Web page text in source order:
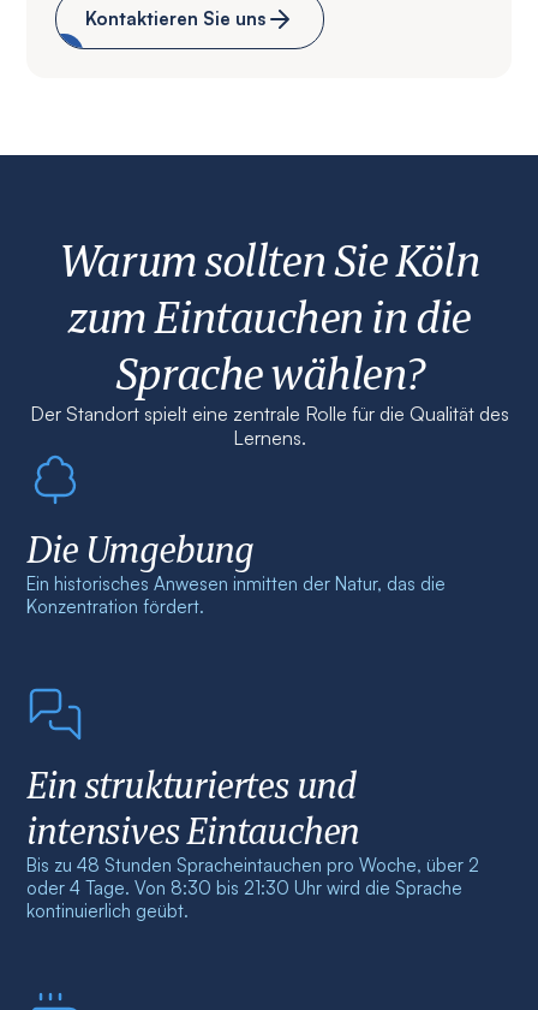
Kontaktieren Sie uns
Warum sollten Sie Köln
zum Eintauchen in die
Sprache wählen?
Der Standort spielt eine zentrale Rolle für die Qualität des
Lernens.
Die Umgebung
Ein historisches Anwesen inmitten der Natur, das die
Konzentration fördert.
Ein strukturiertes und
intensives Eintauchen
Bis zu 48 Stunden Spracheintauchen pro Woche, über 2
oder 4 Tage. Von 8:30 bis 21:30 Uhr wird die Sprache
kontinuierlich geübt.